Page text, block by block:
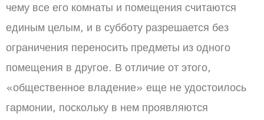
чему все его комнаты и помещения считаются
единым целым, и в субботу разрешается без
ограничения переносить предметы из одного
помещения в другое. В отличие от этого,
«общественное владение» еще не удостоилось
гармонии, поскольку в нем проявляются